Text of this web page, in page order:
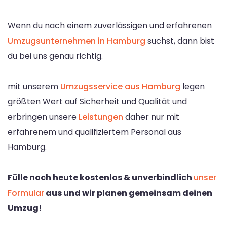
Wenn du nach einem zuverlässigen und erfahrenen
Umzugsunternehmen in Hamburg suchst, dann bist
du bei uns genau richtig.
mit unserem Umzugsservice aus Hamburg legen
größten Wert auf Sicherheit und Qualität und
erbringen unsere Leistungen daher nur mit
erfahrenem und qualifiziertem Personal aus
Hamburg.
Fülle noch heute kostenlos & unverbindlich unser
Formularaus und wir planen gemeinsam deinen
Umzug!